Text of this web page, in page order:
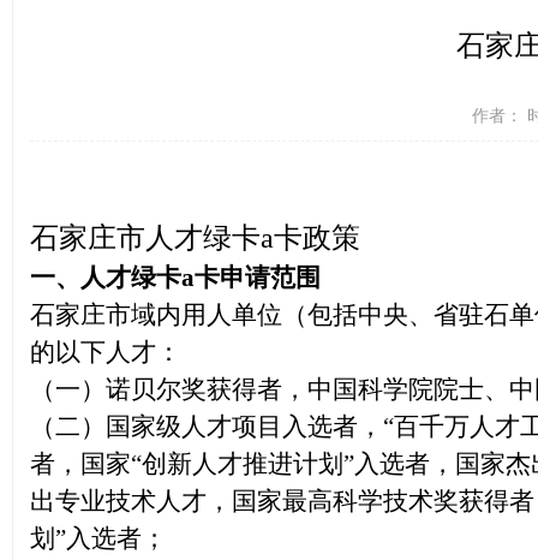
石家
作者：
石家庄市人才绿卡a卡政策
一、 人才绿卡a卡申请范围
石家庄市域内用人单位（包括中央、省驻石
的以下人才：
（一）诺贝尔奖获得者，中国科学院院士、
（二）国家级人才项目入选者，“百千万人
者，国家“创新人才推进计划”入选者，国家
出专业技术人才，国家最高科学技术奖获得
划”入选者；